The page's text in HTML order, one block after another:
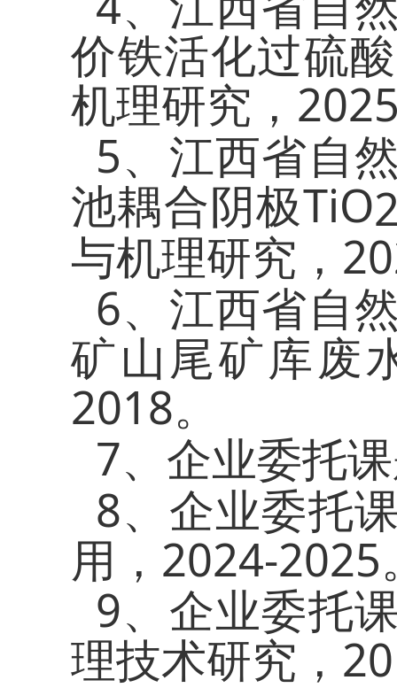
价铁活化过硫
机理研究，
5、江西省自
池耦合阴极TiO
与机理研究，
6、江西省自
矿山尾矿库废
2018。
7、企业委托
8、企业委托
用， 2024-2025
9、企业委托
理技术研究，